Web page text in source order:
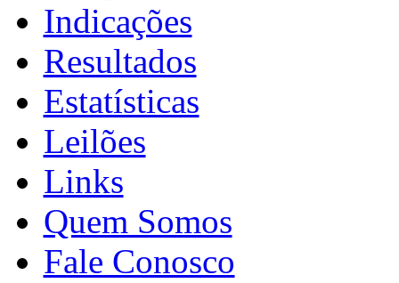
Indicações
Resultados
Estatísticas
Leilões
Links
Quem Somos
Fale Conosco